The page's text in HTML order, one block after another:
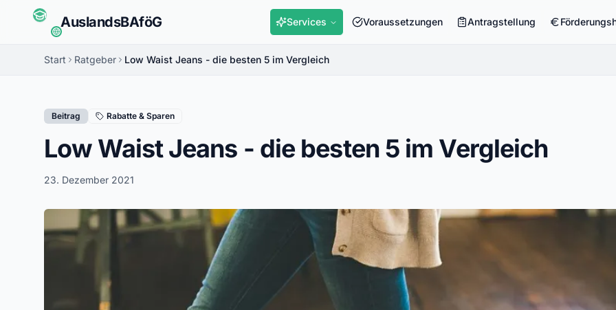
AuslandsBAföG Services Voraussetzungen Antragstellung
Start Ratgeber Low Waist Jeans - die besten 5 im Vergleich
Beitrag Rabatte & Sparen
Low Waist Jeans - die besten 5 im Vergleich
23. Dezember 2021